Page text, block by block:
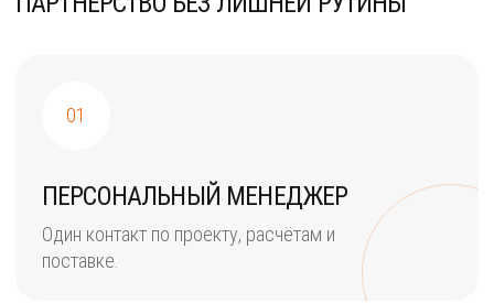
01
ПЕРСОНАЛЬНЫЙ МЕНЕДЖЕР
Один контакт по проекту, расчётам и
поставке.